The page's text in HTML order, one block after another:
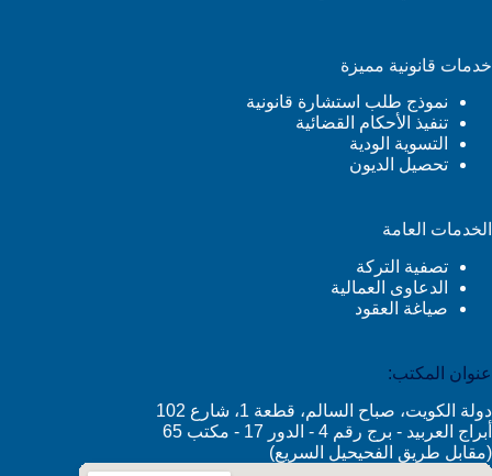
خدمات قانونية مميزة
نموذج طلب استشارة قانونية
تنفيذ الأحكام القضائية
التسوية الودية
تحصيل الديون
الخدمات العامة
تصفية التركة
الدعاوى العمالية
صياغة العقود
عنوان المكتب:
دولة الكويت، صباح السالم، قطعة 1، شارع 102
أبراج العربيد - برج رقم 4 - الدور 17 - مكتب 65
(مقابل طريق الفحيحيل السريع)